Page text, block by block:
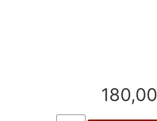
180,00